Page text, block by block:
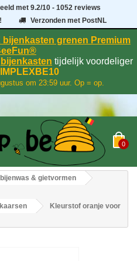
met9.2/10 - 1052 reviews
Verzonden met PostNL
bijenkasten grenen Premium
bijenkasten tijdelijk voordeliger
om 23:59 uur. Op = op.
0
& gietvormen
Kleurstof oranje voor